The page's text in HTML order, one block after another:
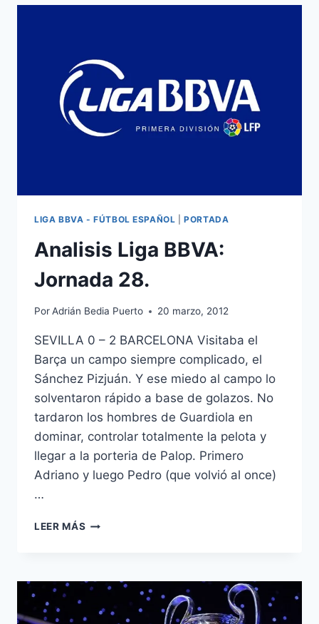
28.
LIGA BBVA - FÚTBOL ESPAÑOL |PORTADA
Analisis Liga BBVA:
Jornada 28.
PorAdrián Bedia Puerto 20 marzo, 2012
SEVILLA 0 – 2 BARCELONA Visitaba el
Barça un campo siempre complicado, el
Sánchez Pizjuán. Y ese miedo al campo lo
solventaron rápido a base de golazos. No
tardaron los hombres de Guardiola en
dominar, controlar totalmente la pelota y
llegar a la porteria de Palop. Primero
Adriano y luego Pedro (que volvió al once)
…
LEER MÁS ANALISIS
28.